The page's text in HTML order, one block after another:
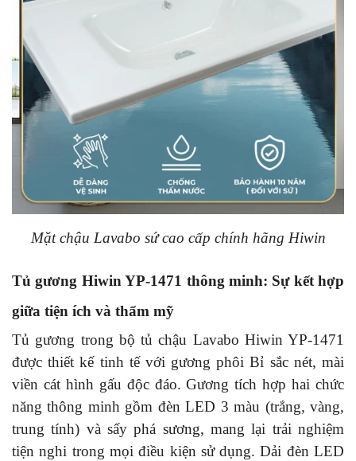
Mặt chậu Lavabo sứ cao cấp chính hãng Hiwin
Tủ gương Hiwin YP-1471 thông minh: Sự kết hợp
giữa tiện ích và thẩm mỹ
Tủ gương trong bộ tủ chậu Lavabo Hiwin YP-1471
được thiết kế tinh tế với gương phôi Bỉ sắc nét, mài
viền cát hình gấu độc đáo. Gương tích hợp hai chức
năng thông minh gồm đèn LED 3 màu (trắng, vàng,
trung tính) và sấy phá sương, mang lại trải nghiệm
tiện nghi trong mọi điều kiện sử dụng. Dải đèn LED